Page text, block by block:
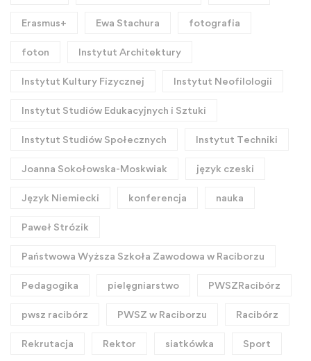
Erasmus+ Ewa Stachura fotografia
foton Instytut Architektury
Instytut Kultury Fizycznej Instytut Neofilologii
Instytut Studiów Edukacyjnych i Sztuki
Instytut Studiów Społecznych Instytut Techniki
Joanna Sokołowska-Moskwiak język czeski
Język Niemiecki konferencja nauka
Paweł Strózik
Państwowa Wyższa Szkoła Zawodowa w Raciborzu
Pedagogika pielęgniarstwo PWSZRacibórz
pwsz racibórz PWSZ w Raciborzu Racibórz
Rekrutacja Rektor siatkówka Sport